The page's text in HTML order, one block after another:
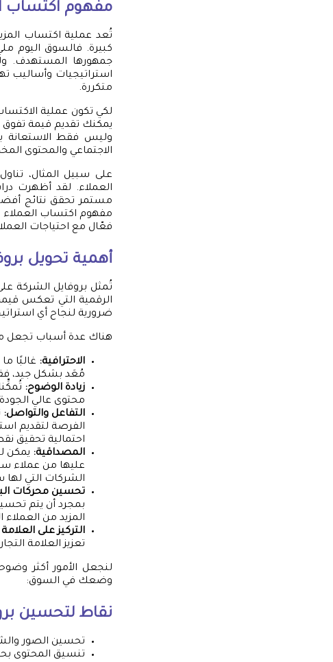
مفهوم اكتساب
تُعد عملية اكتساب
كبيرة. فالسوق اليوم
جمهورها المستهدف.
استراتيجيات وأساليب
متكررة.
لكي تكون عملية
يمكنك تقديم قيمة تفوق
وليس فقط الاستعانة
الاجتماعي والمحتوى
على سبيل المثال،
العملاء. لقد أظهرت
مستمر تحقق نتائج
مفهوم اكتساب
فعّال مع احتياجات
أهمية تحويل
تُمثل بروفايل الشركة
الرقمية التي تعكس
ضرورية لنجاح أي
هناك عدة أسباب تجعل
الاحترافية: غالبًا
مُعَد بشكل جيد،
زيادة الوضوح:
محتوى عالي
التفاعل والتواصل:
الفرصة لتقديم
احتمالية تحقيق
المصداقية: يمكن
عليها من عملاء
الشركات التي
تحسين محركات
بمجرد أن يتم
المزيد من العملاء
التركيز على العلامة
تعزيز العلامة
لنجعل الأمور أكثر
وضعك في السوق:
نقاط لتحسين
تحسين الصور
تنسيق المحتوى